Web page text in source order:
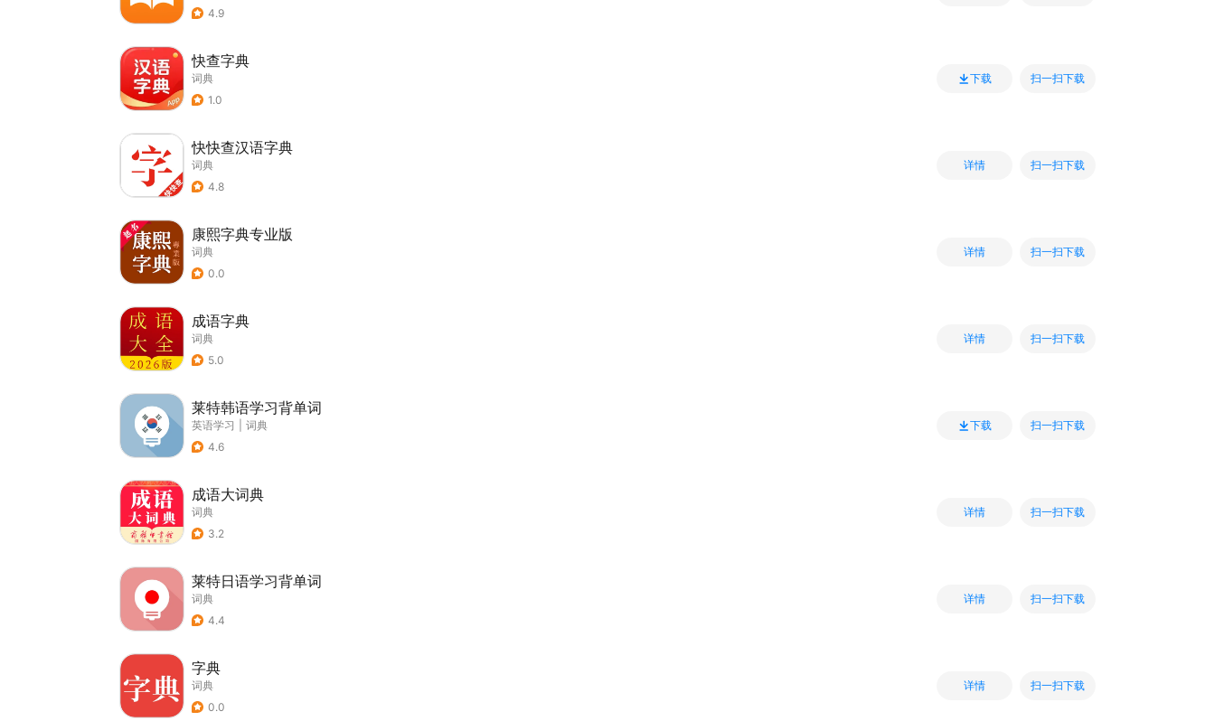
4.9
快查字典
词典
1.0
下载 扫一扫下载
快快查汉语字典
词典
4.8
详情 扫一扫下载
康熙字典专业版
词典
0.0
详情 扫一扫下载
成语字典
词典
5.0
详情 扫一扫下载
莱特韩语学习背单词
英语学习
词典
4.6
下载 扫一扫下载
成语大词典
词典
3.2
详情 扫一扫下载
莱特日语学习背单词
词典
4.4
详情 扫一扫下载
字典
词典
0.0
详情 扫一扫下载